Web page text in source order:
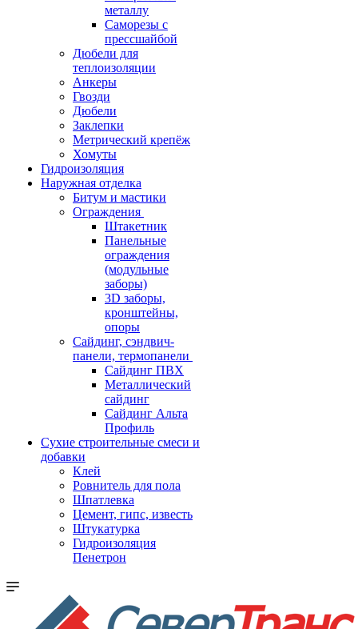
металлу
Саморезы с
прессшайбой
Дюбели для
теплоизоляции
Анкеры
Гвозди
Дюбели
Заклепки
Метрический крепёж
Хомуты
Гидроизоляция
Наружная отделка
Битум и мастики
Ограждения
Штакетник
Панельные
ограждения
(модульные
заборы)
3D заборы,
кронштейны,
опоры
Cайдинг, сэндвич-
панели, термопанели
Сайдинг ПВХ
Металлический
сайдинг
Сайдинг Альта
Профиль
Сухие строительные смеси и
добавки
Клей
Ровнитель для пола
Шпатлевка
Цемент, гипс, известь
Штукатурка
Гидроизоляция
Пенетрон